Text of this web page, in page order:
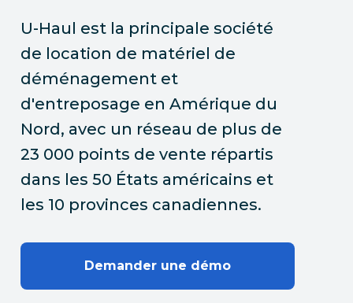
U-Haul est la principale société
de location de matériel de
déménagement et
d'entreposage en Amérique du
Nord, avec un réseau de plus de
23 000 points de vente répartis
dans les 50 États américains et
les 10 provinces canadiennes.
Demander une démo